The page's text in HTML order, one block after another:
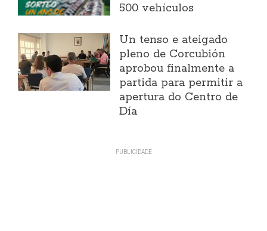
500 vehículos
Un tenso e ateigado
pleno de Corcubión
aprobou finalmente a
partida para permitir a
apertura do Centro de
Día